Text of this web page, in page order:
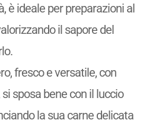
è ideale per preparazioni al
il sapore del
fresco e versatile, con
sposa bene con il luccio
la sua carne delicata